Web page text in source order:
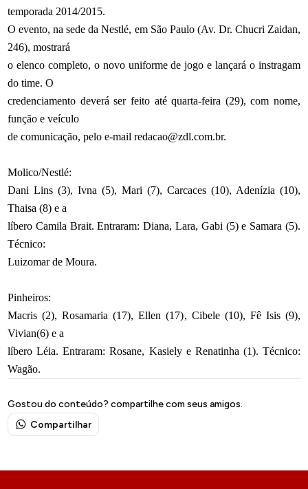
temporada 2014/2015.
O evento, na sede da Nestlé, em São Paulo (Av. Dr. Chucri Zaidan,
246), mostrará
o elenco completo, o novo uniforme de jogo e lançará o instragam
do time. O
credenciamento deverá ser feito até quarta-feira (29), com nome,
função e veículo
de comunicação, pelo e-mail redacao@zdl.com.br.
Molico/Nestlé:
Dani Lins (3), Ivna (5), Mari (7), Carcaces (10), Adenízia (10),
Thaisa (8) e a
líbero Camila Brait. Entraram: Diana, Lara, Gabi (5) e Samara (5).
Técnico:
Luizomar de Moura.
Pinheiros:
Macris (2), Rosamaria (17), Ellen (17), Cibele (10), Fê Isis (9),
Vivian(6) e a
líbero Léia. Entraram: Rosane, Kasiely e Renatinha (1). Técnico:
Wagão.
Gostou do conteúdo? compartilhe com seus amigos.
Compartilhar